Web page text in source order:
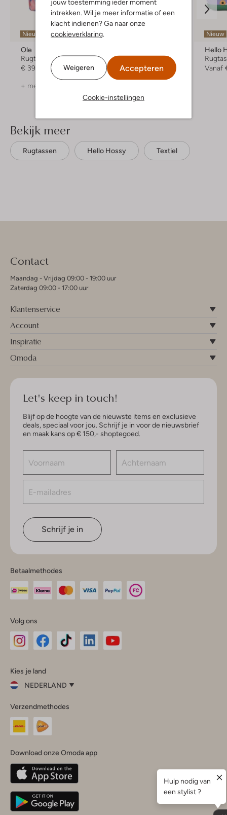
intrekken. Wil je meer informatie of een
klacht indienen? Ga naar onze
cookieverklaring
Weigeren Accepteren
Cookie-instellingen
Nieuw
Ole
Rugtas
€ 39,99
+ meer kleuren
Rugtas
Vanaf € 49,99
Nieuw
Hello
Rugtas
Vanaf
Bekijk meer
Rugtassen Hello Hossy Textiel
Contact
Maandag - Vrijdag 09:00 - 19:00 uur
Zaterdag 09:00 - 17:00 uur
Klantenservice
Account
Inspiratie
Omoda
Let's keep in touch!
Blijf op de hoogte van de nieuwste items en exclusieve
deals, speciaal voor jou. Schrijf je in voor de nieuwsbrief
en maak kans op € 150,- shoptegoed.
Schrijf je in
Betaalmethodes
Volg ons
InstagramFacebook
Kies je land
NEDERLAND
je
land
Nederland
Belgique(Français)
Deutschland
Verzendmethodes
Download onze Omoda app